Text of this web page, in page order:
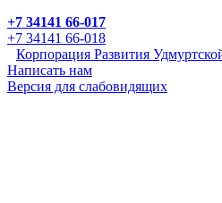
+7 34141 66-017
+7 34141 66-018
Корпорация Развития
Написать нам
Версия для слабовидящих